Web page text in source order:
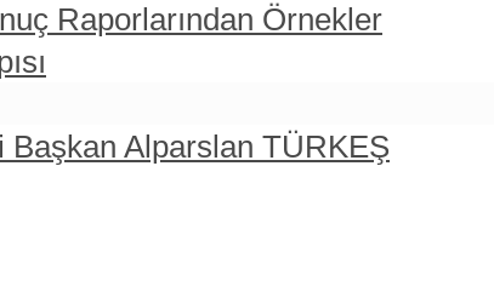
Raporlarından Örnekler
Başkan Alparslan TÜRKEŞ